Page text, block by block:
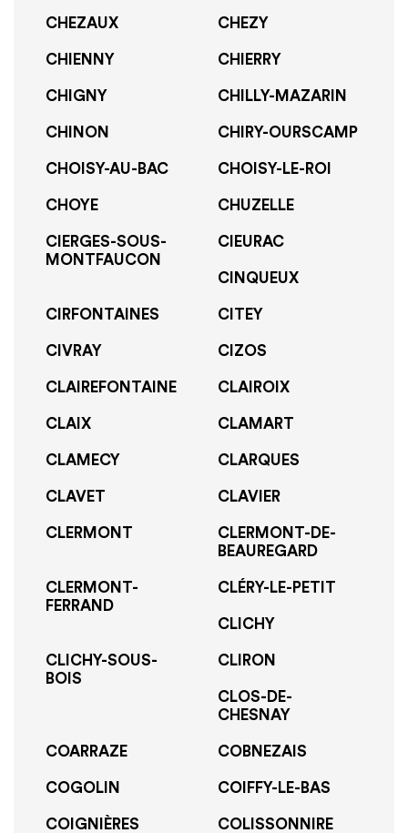
CHEZAUX CHEZY
CHIENNY CHIERRY
CHIGNY CHILLY-MAZARIN
CHINON CHIRY-OURSCAMP
CHOISY-AU-BAC CHOISY-LE-ROI
CHOYE CHUZELLE
CIERGES-SOUS-
MONTFAUCON
CIEURAC
CINQUEUX
CIRFONTAINES CITEY
CIVRAY CIZOS
CLAIREFONTAINE CLAIROIX
CLAIX CLAMART
CLAMECY CLARQUES
CLAVET CLAVIER
CLERMONT
CLERMONT-DE-
BEAUREGARD
CLERMONT-
FERRAND
CLÉRY-LE-PETIT
CLICHY
CLICHY-SOUS-
BOIS
CLIRON
CLOS-DE-
CHESNAY
COARRAZE COBNEZAIS
COGOLIN COIFFY-LE-BAS
COIGNIÈRES COLISSONNIRE